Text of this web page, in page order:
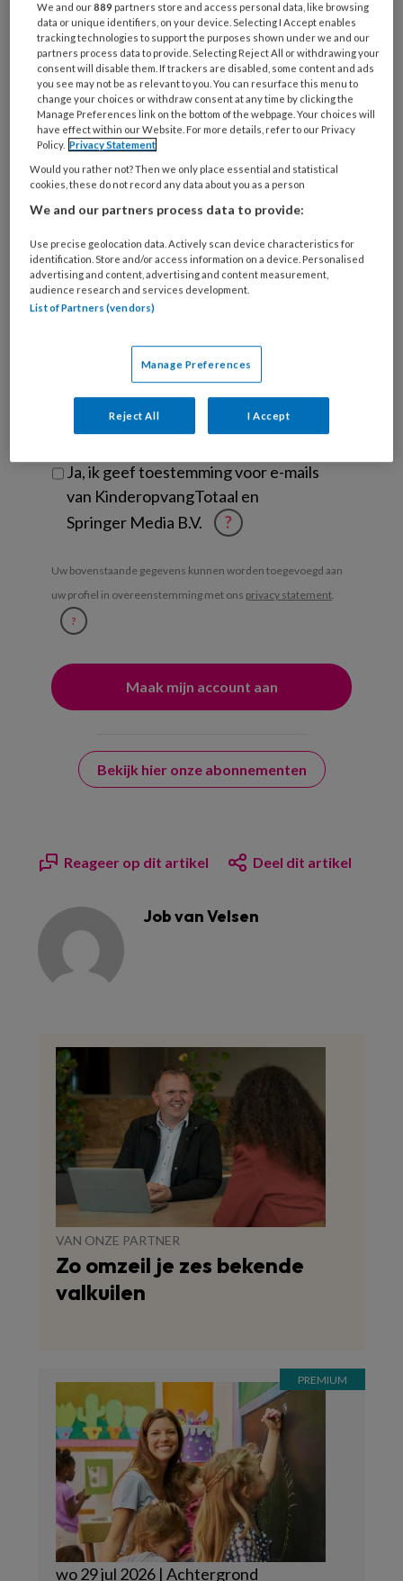
Wat
is
je
e-
mailadres?
* *
Kies
je
wachtwoord* *
Kies
je
functie
welke
organisatie
werk
je?
Untitled
Ontvang 2x per week de
Ontvang iedere zondag het
Management Kinderopvang
Weekoverzicht
Ja, ik geef toestemming voor e-mails
van KinderopvangTotaal en
Springer Media B.V.
?
Uw bovenstaande gegevens kunnen worden toegevoegd aan
uw profiel in overeenstemming met ons privacy statement.
?
Bekijk hier onze abonnementen
Reageer op dit artikel Deel dit artikel
Job van Velsen
VAN ONZE PARTNER
Zo omzeil je zes bekende
valkuilen
wo 29 jul 2026 | Achtergrond
We and our889 partners store and access personal data, like browsing
data or unique identifiers, on your device. Selecting I Accept enables
tracking technologies to support the purposes shown under we and our
partners process data to provide. Selecting Reject All or withdrawing your
consent will disable them. If trackers are disabled, some content and ads
you see may not be as relevant to you. You can resurface this menu to
change your choices or withdraw consent at any time by clicking the
Manage Preferences link on the bottom of the webpage. Your choices will
have effect within our Website. For more details, refer to our Privacy
Policy. Privacy Statement
Would you rather not? Then we only place essential and statistical
cookies, these do not record any data about you as a person
We and our partners process data to provide:
Use precise geolocation data. Actively scan device characteristics for
identification. Store and/or access information on a device. Personalised
advertising and content, advertising and content measurement,
audience research and services development.
List of Partners (vendors)
Manage Preferences
Reject All I Accept